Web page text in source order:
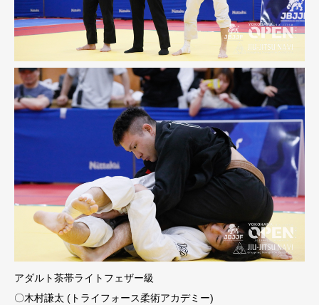
アダルト茶帯ライトフェザー級
〇木村謙太 (トライフォース柔術アカデミー)